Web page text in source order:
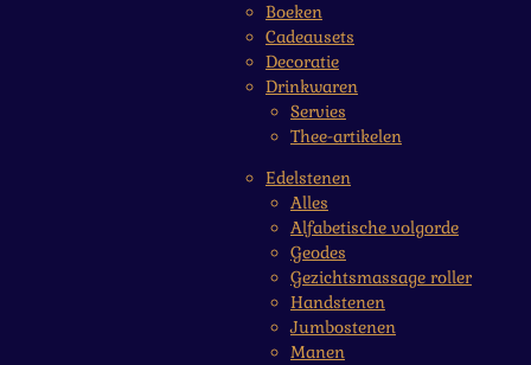
Boeken
Cadeausets
Decoratie
Drinkwaren
Servies
Thee-artikelen
Edelstenen
Alles
Alfabetische volgorde
Geodes
Gezichtsmassage roller
Handstenen
Jumbostenen
Manen